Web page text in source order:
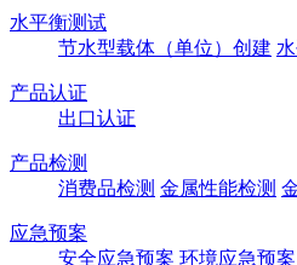
水平衡测试
节水型载体（单位）创建
产品认证
出口认证
产品检测
消费品检测 金属性能检测
应急预案
安全应急预案 环境应急预案